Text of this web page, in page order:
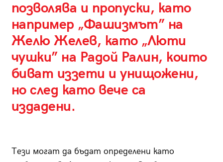
позволява и пропуски, като
например „Фашизмът” на
Желю Желев, като „Люти
чушки” на Радой Ралин, които
биват иззети и унищожени,
но след като вече са
издадени.
Тези могат да бъдат определени като